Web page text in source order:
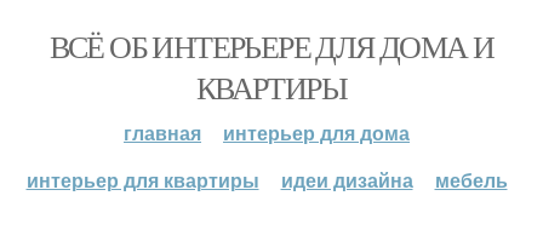
ВСЁ ОБ ИНТЕРЬЕРЕ ДЛЯ ДОМА И
КВАРТИРЫ
главная
интерьер для дома
интерьер для квартиры
идеи дизайна мебель